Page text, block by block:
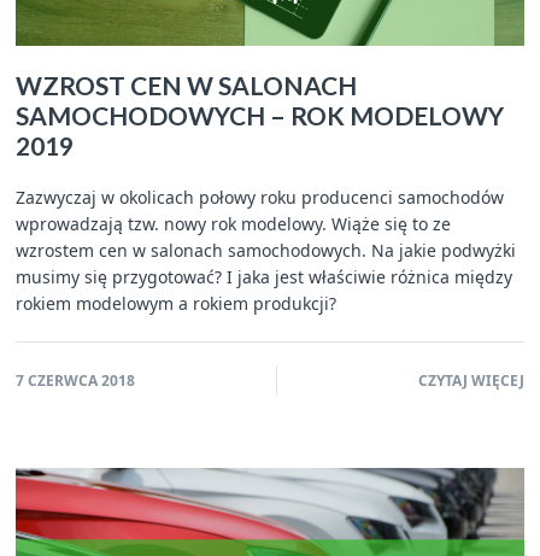
WZROST CEN W SALONACH
SAMOCHODOWYCH – ROK MODELOWY
2019
Zazwyczaj w okolicach połowy roku producenci samochodów
wprowadzają tzw. nowy rok modelowy. Wiąże się to ze
wzrostem cen w salonach samochodowych. Na jakie podwyżki
musimy się przygotować? I jaka jest właściwie różnica między
rokiem modelowym a rokiem produkcji?
7 CZERWCA 2018 CZYTAJ WIĘCEJ